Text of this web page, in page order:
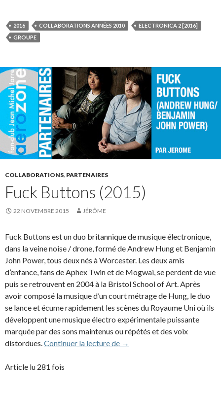
2016 COLLABORATIONS ANNÉES 2010
ELECTRONICA 2 [2016]
GROUPE
COLLABORATIONS, PARTENAIRES
Fuck Buttons (2015)
22 NOVEMBRE 2015 JÉRÔME
Fuck Buttons est un duo britannique de musique électronique,
dans la veine noise / drone, formé de Andrew Hung et Benjamin
John Power, tous deux nés à Worcester. Les deux amis
d’enfance, fans de Aphex Twin et de Mogwai, se perdent de vue
puis se retrouvent en 2004 à la Bristol School of Art. Après
avoir composé la musique d’un court métrage de Hung, le duo
se lance et écume rapidement les scènes du Royaume Uni où ils
développent une musique électro expérimentale puissante
marquée par des sons maintenus ou répétés et des voix
distordues. Continuer la lecture de Fuck Buttons (2015)
→
Article lu 281 fois